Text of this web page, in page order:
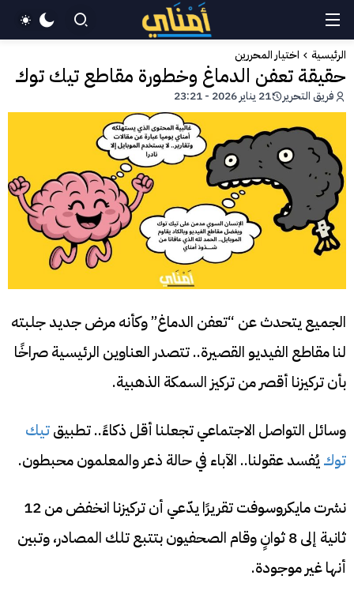
الرئيسية اختيار المحررين
حقيقة تعفن الدماغ وخطورة مقاطع تيك توك
فريق التحرير 21 يناير 2026 - 23:21
الجميع يتحدث عن “تعفن الدماغ” وكأنه مرض جديد جلبته
لنا مقاطع الفيديو القصيرة.. تتصدر العناوين الرئيسية صراخًا
بأن تركيزنا أقصر من تركيز السمكة الذهبية.
وسائل التواصل الاجتماعي تجعلنا أقل ذكاءً.. تطبيقتيك
توك يُفسد عقولنا.. الآباء في حالة ذعر والمعلمون محبطون.
نشرت مايكروسوفت تقريرًا يدّعي أن تركيزنا انخفض من 12
ثانية إلى 8 ثوانٍ وقام الصحفيون بتتبع تلك المصادر، وتبين
أنها غير موجودة.